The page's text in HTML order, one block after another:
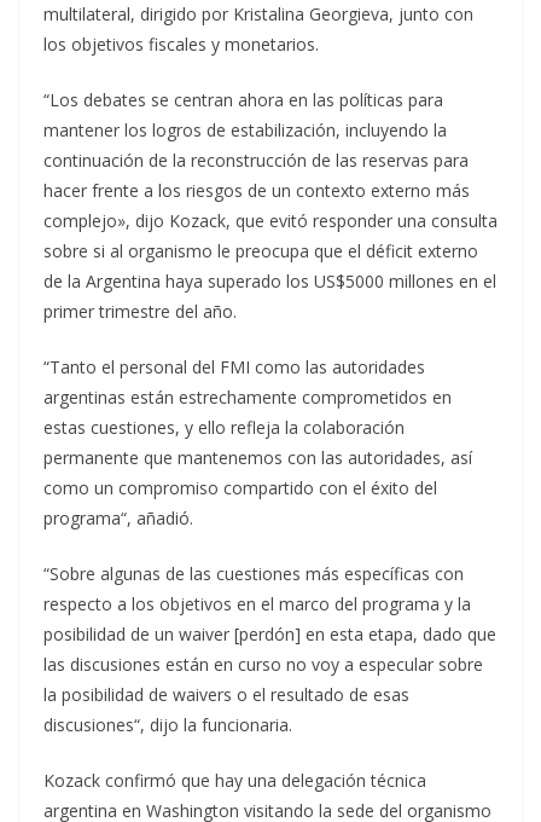
multilateral, dirigido por Kristalina Georgieva, junto con
los objetivos fiscales y monetarios.
“Los debates se centran ahora en las políticas para
mantener los logros de estabilización, incluyendo la
continuación de la reconstrucción de las reservas para
hacer frente a los riesgos de un contexto externo más
complejo», dijo Kozack, que evitó responder una consulta
sobre si al organismo le preocupa que el déficit externo
de la Argentina haya superado los US$5000 millones en el
primer trimestre del año.
“Tanto el personal del FMI como las autoridades
argentinas están estrechamente comprometidos en
estas cuestiones, y ello refleja la colaboración
permanente que mantenemos con las autoridades, así
como un compromiso compartido con el éxito del
programa“, añadió.
“Sobre algunas de las cuestiones más específicas con
respecto a los objetivos en el marco del programa y la
posibilidad de un waiver [perdón] en esta etapa, dado que
las discusiones están en curso no voy a especular sobre
la posibilidad de waivers o el resultado de esas
discusiones“, dijo la funcionaria.
Kozack confirmó que hay una delegación técnica
argentina en Washington visitando la sede del organismo